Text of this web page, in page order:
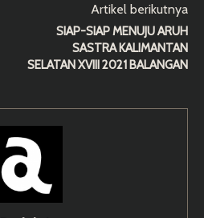
Artikel berikutnya
SIAP-SIAP MENUJU ARUH
SASTRA KALIMANTAN
SELATAN XVIII 2021 BALANGAN